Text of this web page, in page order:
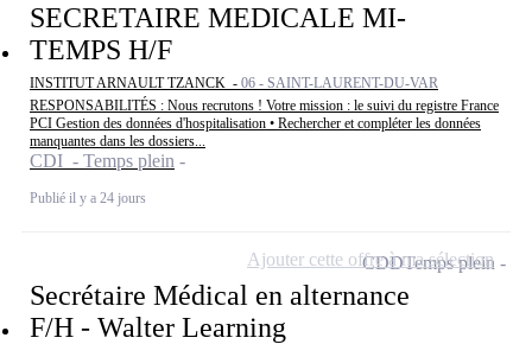
SECRETAIRE MEDICALE MI-
TEMPS H/F
INSTITUT ARNAULT TZANCK - 06 - SAINT-LAURENT-DU-VAR
RESPONSABILITÉS : Nous recrutons ! Votre mission : le suivi du registre France
PCI Gestion des données d'hospitalisation • Rechercher et compléter les données
manquantes dans les dossiers...
CDI - Temps plein
Publié il y a 24 jours
Secrétaire Médical en alternance
F/H - Walter Learning
CDDTemps plein
Ajouter cette offre à ma sélection